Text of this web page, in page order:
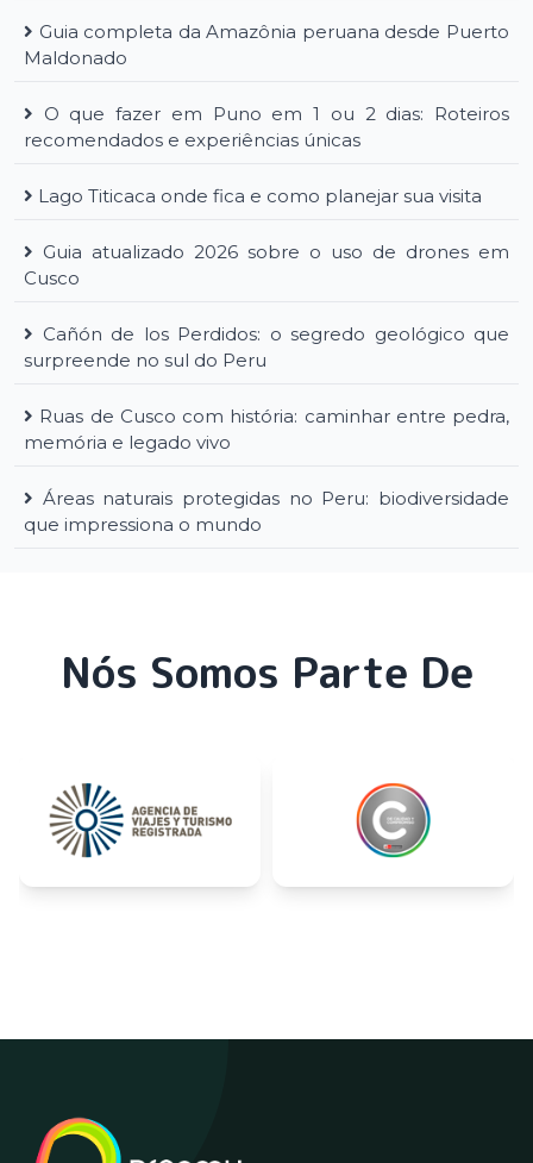
Guia completa da Amazônia peruana desde Puerto
Maldonado
O que fazer em Puno em 1 ou 2 dias: Roteiros
recomendados e experiências únicas
Lago Titicaca onde fica e como planejar sua visita
Guia atualizado 2026 sobre o uso de drones em
Cusco
Cañón de los Perdidos: o segredo geológico que
surpreende no sul do Peru
Ruas de Cusco com história: caminhar entre pedra,
memória e legado vivo
Áreas naturais protegidas no Peru: biodiversidade
que impressiona o mundo
Nós Somos Parte De